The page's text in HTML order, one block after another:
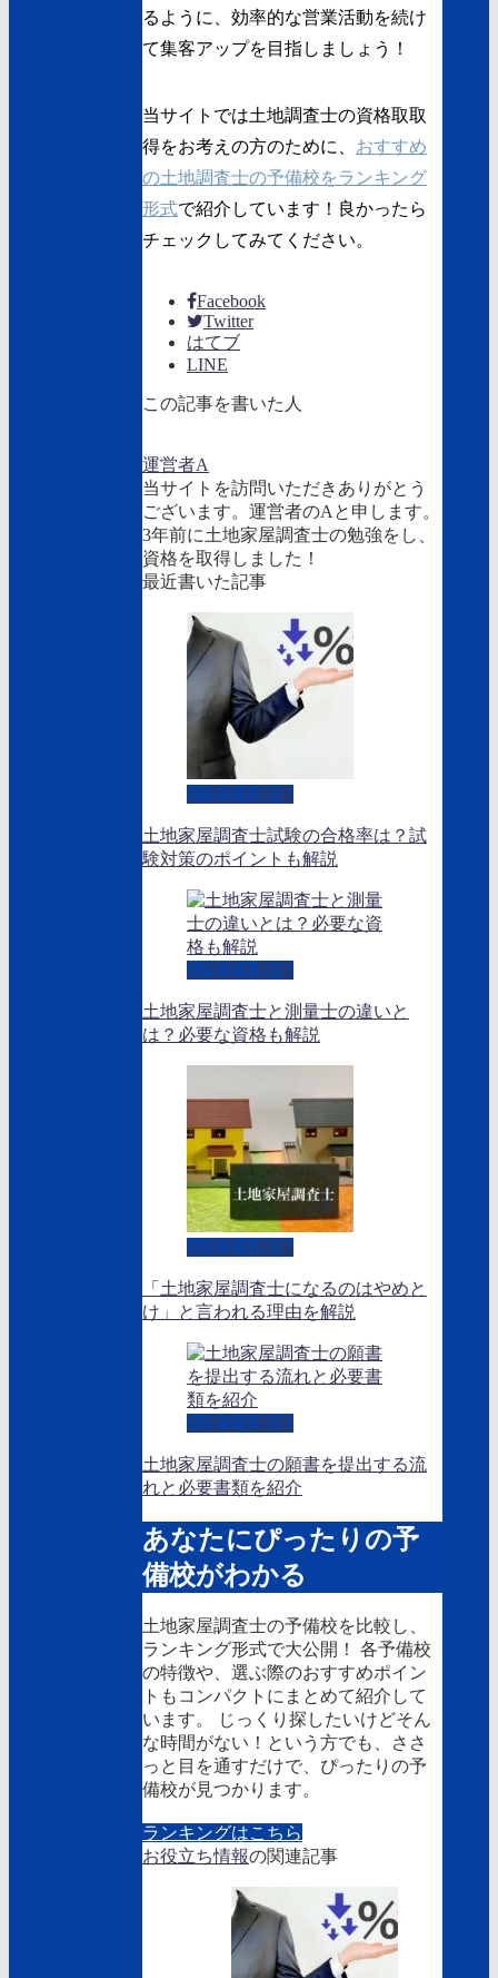
るように、効率的な営業活動を続け
て集客アップを目指しましょう！
当サイトでは土地調査士の資格取取
得をお考えの方のために、 おすすめ
の土地調査士の予備校をランキング
形式で紹介しています！良かったら
チェックしてみてください。
Facebook
Twitter
はてブ
LINE
この記事を書いた人
運営者A
当サイトを訪問いただきありがとう
ございます。運営者のAと申します。
3年前に土地家屋調査士の勉強をし、
資格を取得しました！
最近書いた記事
お役立ち情報
土地家屋調査士試験の合格率は？試
験対策のポイントも解説
お役立ち情報
土地家屋調査士と測量士の違いと
は？必要な資格も解説
お役立ち情報
「土地家屋調査士になるのはやめと
け」と言われる理由を解説
お役立ち情報
土地家屋調査士の願書を提出する流
れと必要書類を紹介
あなたにぴったりの予
備校がわかる
土地家屋調査士の予備校を比較し、
ランキング形式で大公開！ 各予備校
の特徴や、選ぶ際のおすすめポイン
トもコンパクトにまとめて紹介して
います。 じっくり探したいけどそん
な時間がない！という方でも、ささ
っと目を通すだけで、ぴったりの予
備校が見つかります。
ランキングはこちら
お役立ち情報の関連記事